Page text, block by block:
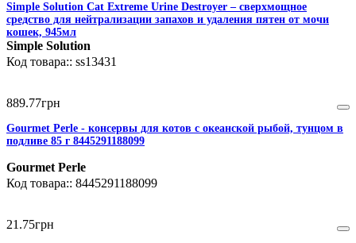
Simple Solution Cat Extreme Urine Destroyer – сверхмощное
средство для нейтрализации запахов и удаления пятен от мочи
кошек, 945мл
Simple Solution
ss13431
889.77грн
Gourmet Perle - консервы для котов с океанской рыбой, тунцом в
подливе 85 г 8445291188099
Gourmet Perle
8445291188099
21 .75грн